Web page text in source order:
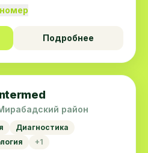
Подробнее
район
Диагностика
+1